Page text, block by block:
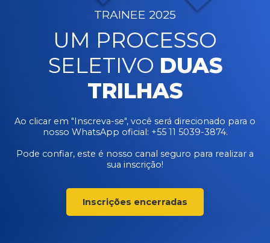
TRAINEE 2025
UM PROCESSO
SELETIVO DUAS
TRILHAS
Ao clicar em "Inscreva-se", você será direcionado para o
nosso WhatsApp oficial: +55 11 5039-3874.
Pode confiar, este é nosso canal seguro para realizar a
sua inscrição!
Inscrições encerradas